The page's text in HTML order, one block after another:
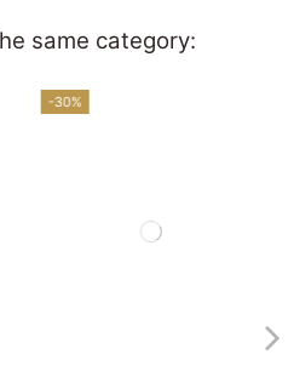
same category:
-30%